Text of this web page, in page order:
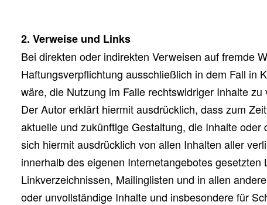
2. Verweise und Links
Bei direkten oder indirekten Verweisen auf fremde
Haftungsverpflichtung ausschließlich in dem Fall in
wäre, die Nutzung im Falle rechtswidriger Inhalte zu
Der Autor erklärt hiermit ausdrücklich, dass zum
aktuelle und zukünftige Gestaltung, die Inhalte
sich hiermit ausdrücklich von allen Inhalten aller
innerhalb des eigenen Internetangebotes
Linkverzeichnissen, Mailinglisten und in allen
oder unvollständige Inhalte und insbesondere für